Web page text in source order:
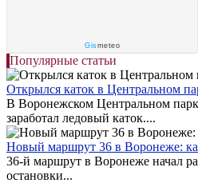
Gismeteo
Популярные статьи
Открылся каток в Центральном
В Воронежском Центральном
заработал ледовый каток....
Новый маршрут 36 в Воронеже:
36-й маршрут в Воронеже начал
остановки...